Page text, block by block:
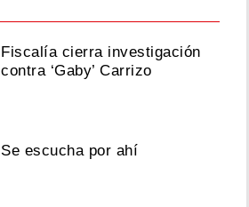
Fiscalía cierra investigación
contra ‘Gaby’ Carrizo
Se escucha por ahí